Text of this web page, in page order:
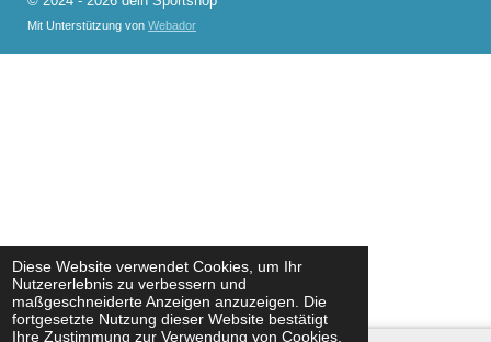
Diese Website verwendet Cookies, um Ihr
Nutzererlebnis zu verbessern und
maßgeschneiderte Anzeigen anzuzeigen. Die
fortgesetzte Nutzung dieser Website bestätigt
Ihre Zustimmung zur Verwendung von Cookies.
Mit Unterstützung von Webador